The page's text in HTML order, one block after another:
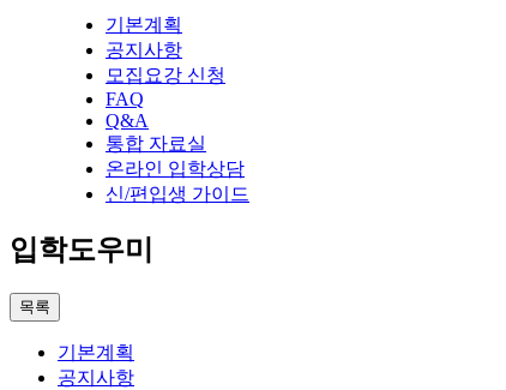
기본계획
공지사항
모집요강 신청
FAQ
Q&A
통합 자료실
온라인 입학상담
신/편입생 가이드
입학도우미
목록
기본계획
공지사항